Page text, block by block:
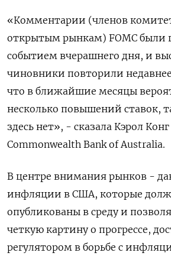
«Комментарии (членов
открытым рынкам) FOMC были
событием вчерашнего дня, и
чиновники повторили
что в ближайшие месяцы
несколько повышений ставок,
здесь нет», - сказала Кэрол
Commonwealth Bank of Australia.
В центре внимания рынков -
инфляции в США, которые
опубликованы в среду и
четкую картину о прогрессе,
регулятором в борьбе с